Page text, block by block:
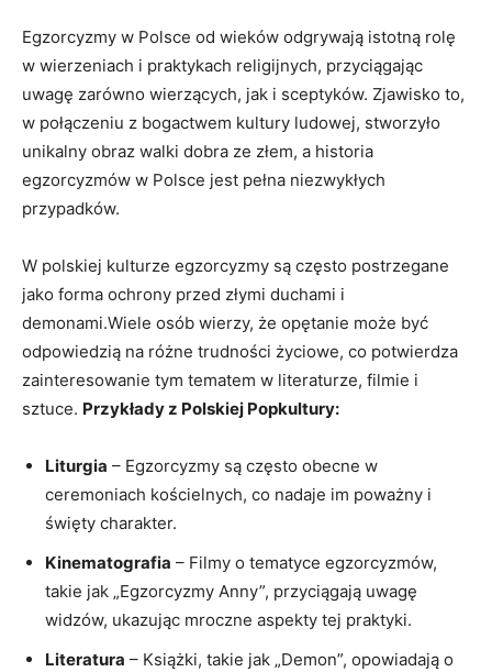
Egzorcyzmy w Polsce od wieków odgrywają istotną‌ rolę
w wierzeniach i⁣ praktykach religijnych, przyciągając
uwagę zarówno wierzących, jak i sceptyków. Zjawisko ​to,
w połączeniu z bogactwem kultury ludowej, stworzyło
‍unikalny obraz walki dobra ze złem,‌ a historia
‌egzorcyzmów w Polsce ‍jest pełna niezwykłych
przypadków.
W‌ polskiej kulturze egzorcyzmy są często postrzegane
jako forma ⁤ochrony‌ przed złymi ⁤duchami i
demonami.Wiele osób wierzy,‌ że opętanie może​ być
odpowiedzią⁤ na różne trudności życiowe, co potwierdza
‍zainteresowanie tym ⁤tematem⁢ w literaturze, filmie i
sztuce. Przykłady z Polskiej Popkultury:
Liturgia – Egzorcyzmy są⁢ często obecne w
ceremoniach ‌kościelnych, co nadaje im poważny i
święty charakter.
Kinematografia – Filmy o tematyce egzorcyzmów,
takie jak⁤ „Egzorcyzmy Anny”, przyciągają uwagę
widzów, ukazując mroczne aspekty tej praktyki.
Literatura – Książki, takie ⁣jak „Demon”, opowiadają o